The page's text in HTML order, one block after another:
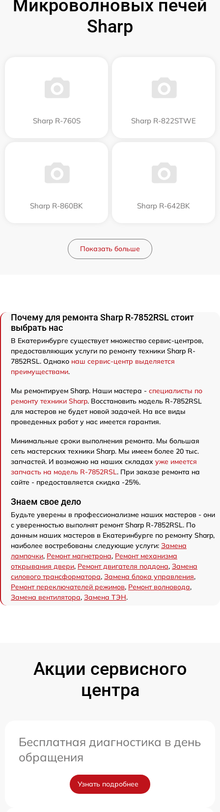
Микроволновых печей
Sharp
Sharp R-760S Sharp R-822STWE
Sharp R-860BK Sharp R-642BK
Показать больше
Почему для ремонта Sharp R-7852RSL стоит
выбрать нас
В Екатеринбурге существует множество сервис-центров,
предоставляющих услуги по ремонту техники Sharp R-
7852RSL. Однако наш сервис-центр выделяется
преимуществами.
Мы ремонтируем Sharp. Наши мастера - специалисты по
ремонту техники Sharp. Восстановить модель R-7852RSL
для мастеров не будет новой задачей. На все виды
проведенных работ у нас имеется гарантия.
Минимальные сроки выполнения ремонта. Мы большая
сеть мастерских техники Sharp. Мы имеем более 20 тыс.
запчастей. И возможно на наших складах уже имеется
запчасть на модель R-7852RSL. При заказе ремонта на
сайте - предоставляется скидка -25%.
Знаем свое дело
Будьте уверены в профессионализме наших мастеров - они
с уверенностью выполнят ремонт Sharp R-7852RSL. По
данным наших мастеров в Екатеринбурге по ремонту Sharp,
наиболее востребованы следующие услуги: Замена
лампочки, Ремонт магнетрона, Ремонт механизма
открывания двери, Ремонт двигателя поддона, Замена
силового трансформатора, Замена блока управления,
Ремонт переключателей режимов, Ремонт волновода,
Замена вентилятора, Замена ТЭН.
Акции сервисного
центра
Бесплатная диагностика в день
обращения
Узнать подробнее